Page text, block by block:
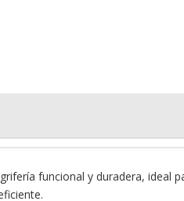
funcional y duradera,